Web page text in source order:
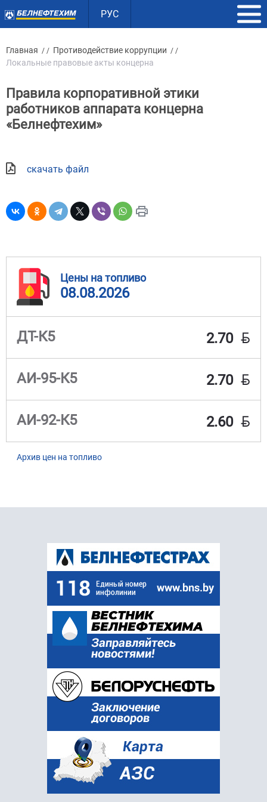
РУС
Главная / / Противодействие коррупции / /
Локальные правовые акты концерна
Правила корпоративной этики
работников аппарата концерна
«Белнефтехим»
скачать файл
Цены на топливо
08.08.2026
ДТ-К5 2.70 BYN
АИ-95-К5 2.70 BYN
АИ-92-К5 2.60 BYN
Архив цен на топливо